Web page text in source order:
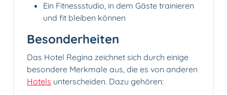
Ein Fitnessstudio, in dem Gäste trainieren
und fit bleiben können
Besonderheiten
Das Hotel Regina zeichnet sich durch einige
besondere Merkmale aus, die es von anderen
Hotels unterscheiden. Dazu gehören: